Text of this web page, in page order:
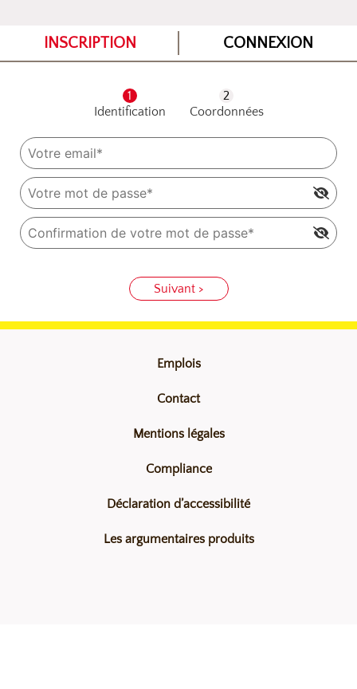
INSCRIPTION CONNEXION
Identification Coordonnées
Suivant >
Emplois
Contact
Mentions légales
Compliance
Déclaration d’accessibilité
Les argumentaires produits